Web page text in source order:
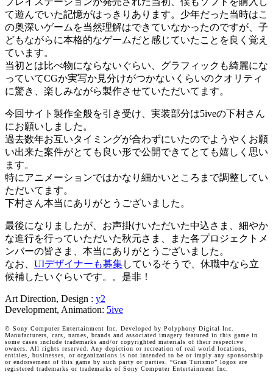
て遊んでいた記憶がはっきりあります。少年だった当時はこ
の奥深いゲームを当然理解はできていなかったのですが、子
どもながらに本格的なゲームだと感じていたことを良く覚え
ています。
当初とは比べ物にならないぐらい、グラフィックも綺麗にな
っていてCGか実写か見分けがつかないくらいのクオリティ
に驚き、楽しみながら製作させていただいてます。
今回サイト製作全般を引き受け、実装部分は5iveの下村さん
にお願いしました。
過去数年お互いタイミングが合わずにいたのでようやくお願
い出来た案件がとても良い形で公開できてとても嬉しく思い
ます。
特にアニメーションではかなり細かいところまで調整してい
ただいてます。
下村さん本当にありがとうございました。
最後になりましたが、お声掛けいただいた中込さま、細やか
な進行を行っていただいた秋元さま、また各プロジェクトメ
ンバーの皆さま、本当にありがとうございました。
なお、 UIデザイナーも募集しているそうで、休職中なら立
候補したいぐらいです。。是非！
Art Direction, Design : y2
Development, Animation: 5ive
© Sony Computer Entertainment Inc. Developed by Polyphony Digital Inc.
Manufacturers, cars, names, brands and associated imagery featured in this game in
some cases include trademarks and/or copyrighted materials of their respective
owners. All rights reserved. Any depiction or recreation of real world locations,
entities, businesses, or organizations is not intended to be or imply any sponsorship
or endorsement of this game by such party or parties. “Gran Turismo” logos are
registered trademarks or trademarks of Sony Computer Entertainment Inc.